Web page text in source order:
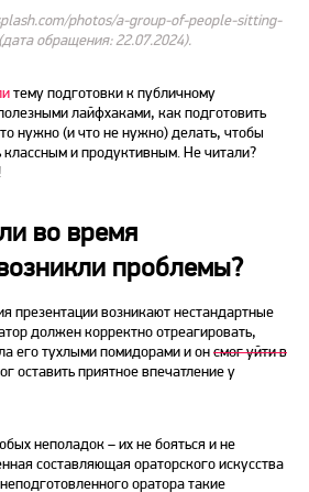
photos/a-group-of-people-sitting-
обращения: 22.07.2024).
тему подготовки к публичному
лайфхаками, какподготовить
нужно (и что не нужно) делать, чтобы
классным и продуктивным. Не читали?
во время
проблемы?
презентациивозникают нестандартные
должен корректно отреагировать,
его тухлыми помидорами и онсмог уйти в
оставить приятное впечатление у
неполадок – их не бояться и не
составляющая ораторского искусства
оратора такие